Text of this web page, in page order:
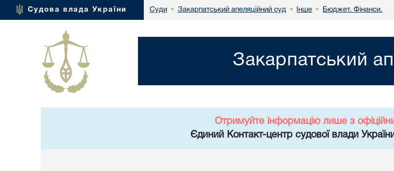
Судова влада України Суди • Закарпатський апеляційний суд • Інше • Бюджет. Фінанси.
Закарпатський
Отримуйте інформацію лише з
Єдиний Контакт-центр судової влади